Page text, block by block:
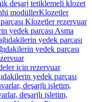
deşarj tetiklemeli klozet
modüllerKlozetler
Klozetler rezervuar
yedek parçası Asma
yedek parçası
yedek parçası
için rezervuar
yedek parçası
deşarjlı işletim,
deşarjlı işletim,